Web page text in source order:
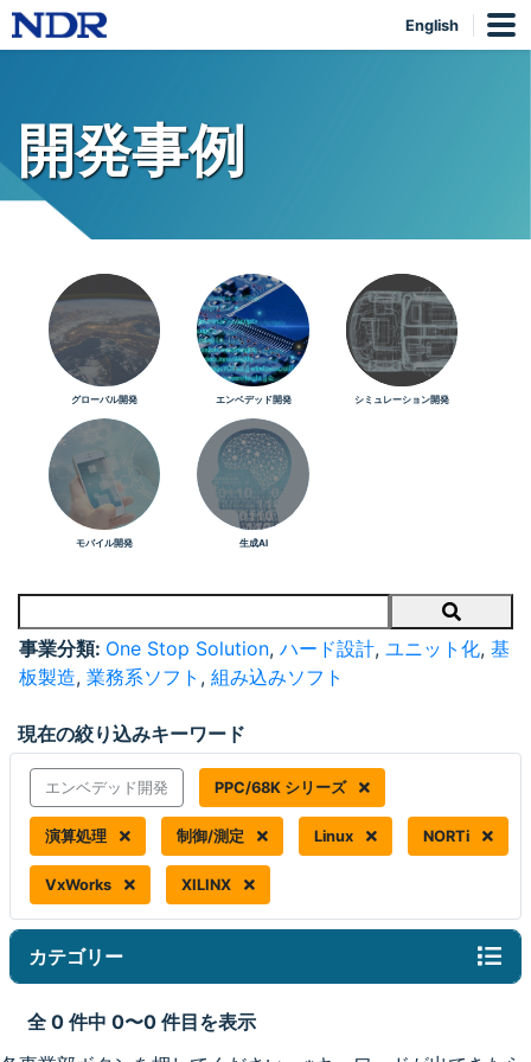
English
開発事例
グローバル開発 エンベデッド開発 シミュレーション開発
モバイル開発 生成AI
Search
事業分類: One Stop Solution, ハード設計, ユニット化, 基
板製造, 業務系ソフト , 組み込みソフト
現在の絞り込みキーワード
エンベデッド開発 PPC/68K シリーズ
演算処理 制御/測定 Linux NORTi
VxWorks XILINX
カテゴリー
全 0 件中 0〜0 件目を表示